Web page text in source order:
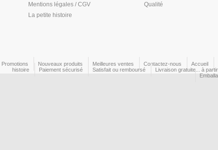
Mentions légales / CGV
La petite histoire
Qualité
Promotions Nouveaux produits Meilleures ventes Contactez-nous Accueil
histoire
Paiement sécurisé Satisfait ou remboursé
Livraison gratuite... à